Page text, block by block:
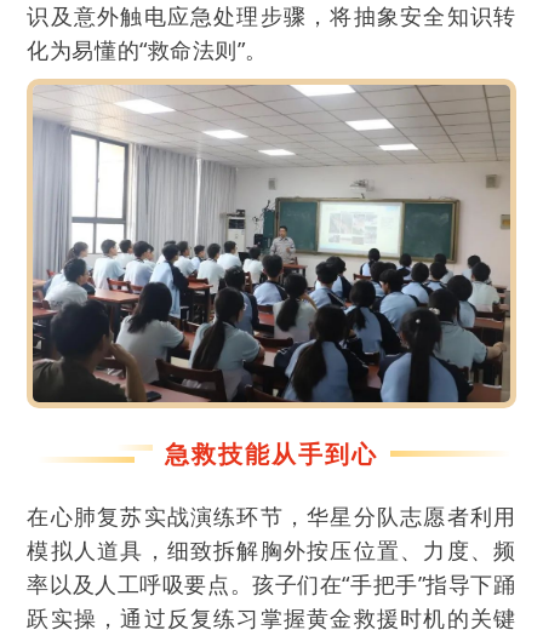
识及意外触电应急处理步骤，将抽象安全知识转
化为易懂的“救命法则”。
急救技能从手到心
在心肺复苏实战演练环节，华星分队志愿者利用
模拟人道具，细致拆解胸外按压位置、力度、频
率以及人工呼吸要点。孩子们在“手把手”指导下踊
跃实操，通过反复练习掌握黄金救援时机的关键